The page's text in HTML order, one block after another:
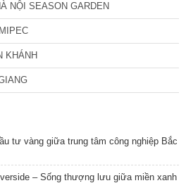
NỘI SEASON GARDEN
KHÁNH
tư vàng giữa trung tâm công nghiệp Bắc
– Sống thượng lưu giữa miền xanh